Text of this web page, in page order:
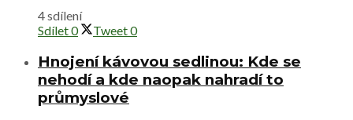
4 sdílení
Sdílet0 Tweet0
Hnojení kávovou sedlinou: Kde se
nehodí a kde naopak nahradí to
průmyslové